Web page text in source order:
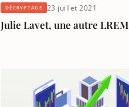
DÉCRYPTAGE 23 juillet 2021
Julie Lavet, une autre